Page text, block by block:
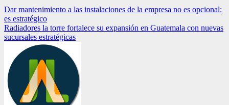
Navegación
de
entradas
Dar mantenimiento a las instalaciones de la empresa no es opcional:
es estratégico
Radiadores la torre fortalece su expansión en Guatemala con nuevas
sucursales estratégicas